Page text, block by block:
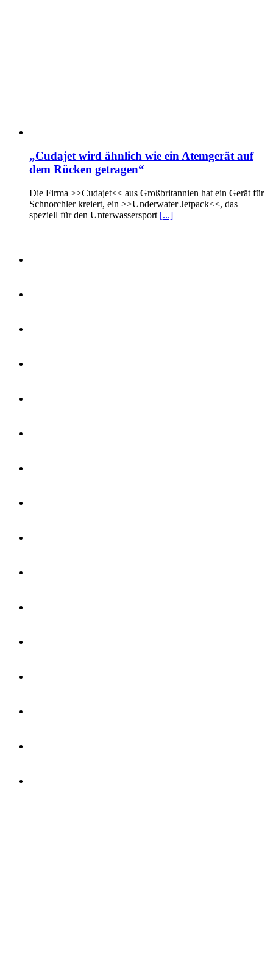
„Cudajet wird ähnlich wie ein Atemgerät auf
dem Rücken getragen“
Die Firma >>Cudajet<< aus Großbritannien hat ein Gerät für
Schnorchler kreiert, ein >>Underwater Jetpack<<, das
speziell für den Unterwassersport [...]